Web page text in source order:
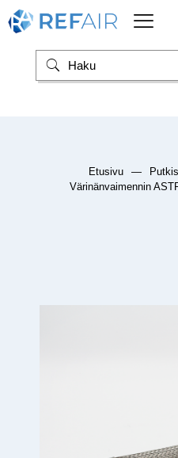
Etusivu —
Värinänvaimennin